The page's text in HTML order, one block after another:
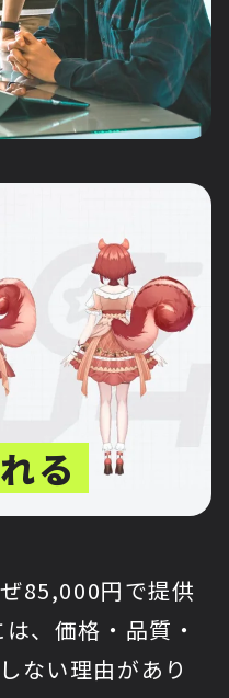
る
85,000円で提供
、価格・品質・
ない理由があり